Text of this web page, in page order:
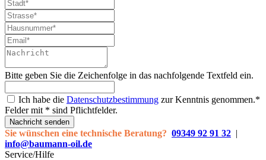
Bitte geben Sie die Zeichenfolge in das nachfolgende Textfeld ein.
Ich habe die Datenschutzbestimmung zur Kenntnis genommen.*
Felder mit * sind Pflichtfelder.
Nachricht senden
Sie wünschen eine technische Beratung? 09349 92 91 32 |
info@baumann-oil.de
Service/Hilfe